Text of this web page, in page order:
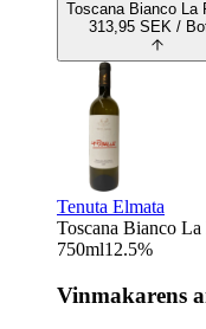
Toscana Bianco La
313,95 SEK /
Tenuta Elmata
Toscana Bianco
750ml12.5%
Vinmakarens